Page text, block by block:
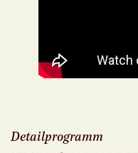
Detailprogramm